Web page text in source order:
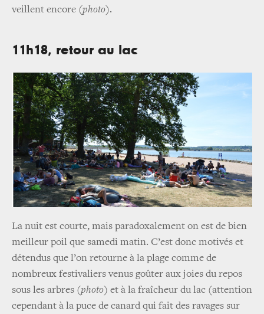
veillent encore (photo).
11h18, retour au lac
La nuit est courte, mais paradoxalement on est de bien
meilleur poil que samedi matin. C’est donc motivés et
détendus que l’on retourne à la plage comme de
nombreux festivaliers venus goûter aux joies du repos
sous les arbres (photo) et à la fraîcheur du lac (attention
cependant à la puce de canard qui fait des ravages sur